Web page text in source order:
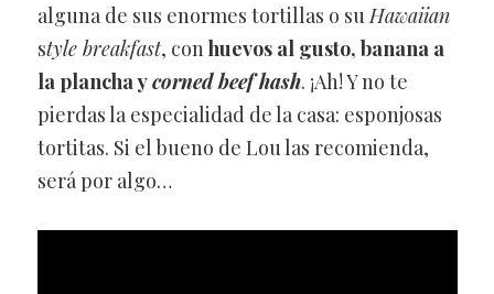
alguna de sus enormes tortillas o suHawaiian
style breakfast, conhuevos al gusto, banana a
la plancha ycorned beef hash. ¡Ah! Y no te
pierdas la especialidad de la casa: esponjosas
tortitas. Si el bueno de Lou las recomienda,
será por algo…